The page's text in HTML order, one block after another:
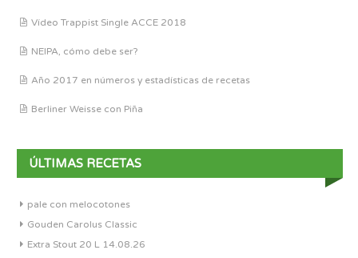
Vídeo Trappist Single ACCE 2018
NEIPA, cómo debe ser?
Año 2017 en números y estadísticas de recetas
Berliner Weisse con Piña
ÚLTIMAS RECETAS
pale con melocotones
Gouden Carolus Classic
Extra Stout 20 L 14.08.26